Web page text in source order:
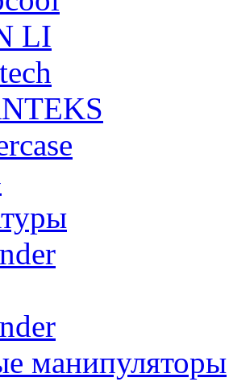
LI
манипуляторы